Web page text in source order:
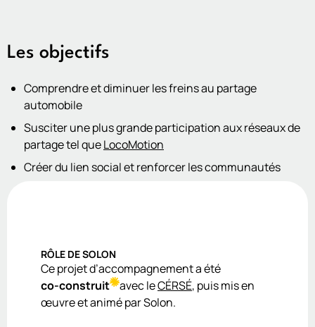
Les objectifs
Comprendre et diminuer les freins au partage
automobile
Susciter une plus grande participation aux réseaux de
partage tel queLocoMotion
Créer du lien social et renforcer les communautés
RÔLE DE SOLON
Ce projet d’accompagnement a été
co-construit
avec leCÉRSÉ, puis mis en
œuvre et animé par Solon.